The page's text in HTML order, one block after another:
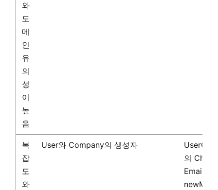
와
도
메
인
유
의
성
이
높
음
복
잡
도
와
User와 Company의 생성자
의
newMail)